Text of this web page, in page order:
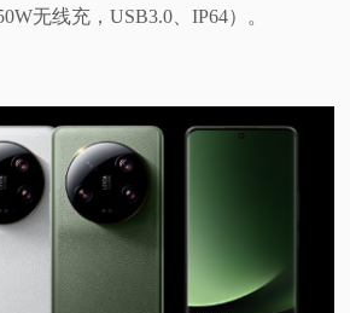
无线充，USB3.0、IP64）。